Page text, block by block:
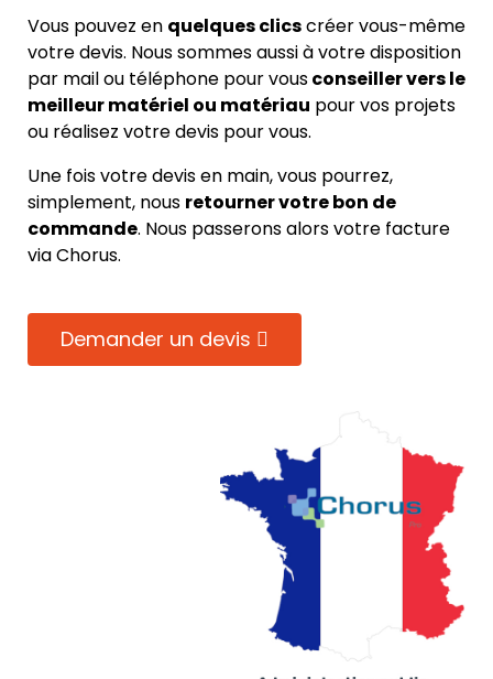
Vous pouvez en quelques clicscréer vous-même
votre devis. Nous sommes aussi à votre disposition
par mail ou téléphone pour vousconseiller vers le
meilleur matériel ou matériau pour vos projets
ou réalisez votre devis pour vous.
Une fois votre devis en main, vous pourrez,
simplement, nous retourner votre bon de
commande. Nous passerons alors votre facture
via Chorus.
Demander un devis